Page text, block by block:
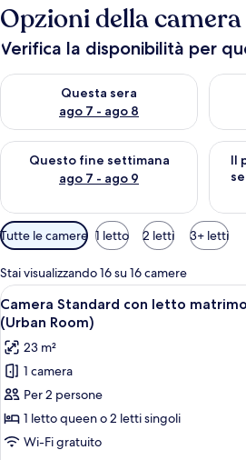
Opzioni della camera
Verifica la disponibilità per
Questa sera
ago 7 - ago 8
Verifica la disponibilità per questa
Questo fine settimana
ago 7 - ago 9
Verifica la disponibilità per questo
Il
Filtri
disponibili
per
le
camere
Tutte le camere 1 letto 2 letti 3+ letti
Stai visualizzando 16 su 16 camere
Apri
tutte
le
foto
per
Camera
Standard
con
Una
4
Camera Standard con letto
(Urban Room)
23 m²
1 camera
Per 2 persone
1 letto queen o 2 letti singoli
Wi-Fi gratuito